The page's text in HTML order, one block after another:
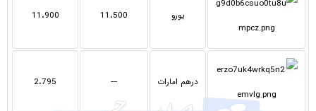
یورو 11،500 11،900
درهم امارات --- 2،795